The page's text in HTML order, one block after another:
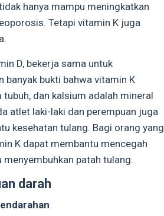
hanya mampu meningkatkan
Tetapi vitamin K juga
D, bekerja sama untuk
banyak bukti bahwa vitamin K
dan kalsium adalah mineral
atlet laki-laki dan perempuan juga
kesehatan tulang. Bagi orang yang
K dapat membantu mencegah
patah tulang.
darah